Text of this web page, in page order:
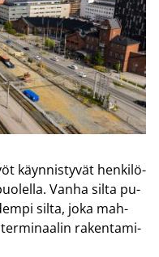
käyn­nis­ty­vät hen­ki­lö­
Vanha silta pu­
silta, joka mah­
ra­ken­ta­mi­